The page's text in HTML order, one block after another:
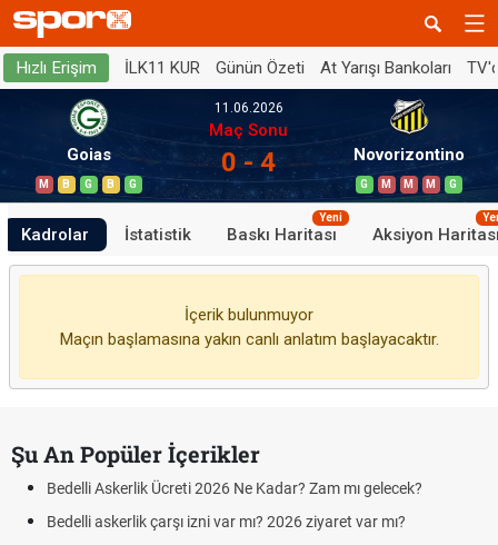
Hızlı Erişim İLK11 KUR Günün Özeti At Yarışı Bankoları
Goias
M B G B G
11.06.2026
Maç Sonu
0 - 4 Novorizontino
G M M M G
Kadrolar İstatistik Baskı Haritası
Yeni
Aksiyon
İçerik bulunmuyor
Maçın başlamasına yakın canlı anlatım başlayacaktır.
Şu An Popüler İçerikler
Bedelli Askerlik Ücreti 2026 Ne Kadar? Zam mı gelecek?
Bedelli askerlik çarşı izni var mı? 2026 ziyaret var mı?